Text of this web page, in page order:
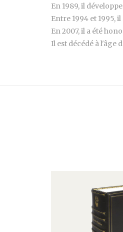
En 1989, il
Entre 1994 et 1995,
En 2007, il a été
Il est décédé à l'âge